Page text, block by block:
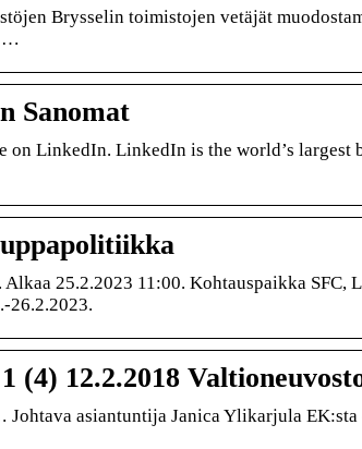
Brysselin toimistojen vetäjät
…
Sanomat
LinkedIn. LinkedIn is the world’s largest
25.2.2023 11:00. Kohtauspaikka SFC,
26.2.2023.
(4) 12.2.2018
Johtava asiantuntija Janica Ylikarjula